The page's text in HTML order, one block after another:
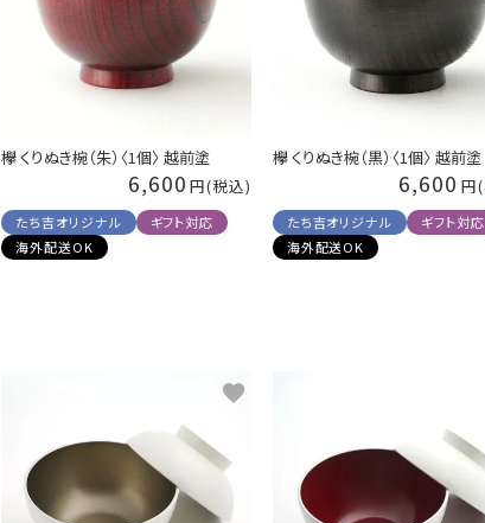
欅 くりぬき椀（朱）〈1個〉 越前塗
6,600
たち吉オリジナル
ギフト対応
海外配送OK
欅 くりぬき椀（黒）〈1個〉 越前塗
6,600
たち吉オリジナル
ギフト対応
海外配送OK